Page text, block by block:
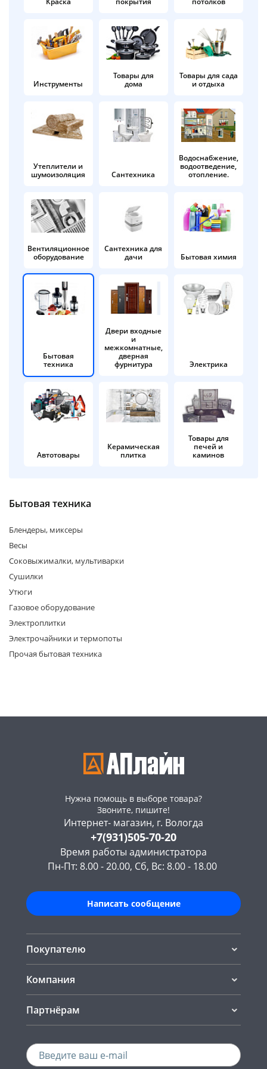
Инструменты
Товары для
дома
Товары для сада
и отдыха
Утеплители и
шумоизоляция
Сантехника
Водоснабжение,
водоотведение,
отопление.
Вентиляционное
оборудование
Сантехника для
дачи
Бытовая химия
Бытовая
техника
Двери входные
и
межкомнатные,
дверная
фурнитура
Электрика
Автотовары
Керамическая
плитка
Товары для
печей и
каминов
Бытовая техника
Блендеры, миксеры
Весы
Соковыжималки, мультиварки
Сушилки
Утюги
Газовое оборудование
Электроплитки
Электрочайники и термопоты
Прочая бытовая техника
Нужна помощь в выборе товара?
Звоните, пишите!
Интернет- магазин, г. Вологда
+7(931)505-70-20
Время работы администратора
Пн-Пт: 8.00 - 20.00, Сб, Вс: 8.00 - 18.00
Написать сообщение
Покупателю
Компания
Партнёрам
в корзину
Оплачивайте сегодня только
25% картой любого банка
Получайте товар
выбранный способом
Оставшиеся
% будут
по25%каждые 2 недели
Подробнее
об оплате Плайтом
раз в 2
недели
Остались вопросы?
8 800 302-02-51
plait.ru